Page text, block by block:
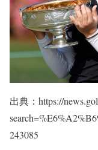
出典：https://
243085